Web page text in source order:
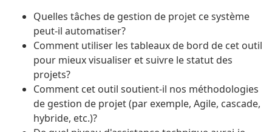
Quelles tâches de gestion de projet ce système
peut-il automatiser?
Comment utiliser les tableaux de bord de cet outil
pour mieux visualiser et suivre le statut des
projets?
Comment cet outil soutient-il nos méthodologies
de gestion de projet (par exemple, Agile, cascade,
hybride, etc.)?